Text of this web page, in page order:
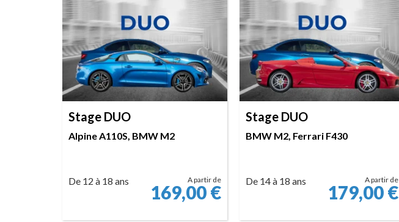
Stage DUO
Alpine A110S, BMW M2
De 12 à 18 ans A partir de
169,00€
Stage DUO
BMW M2, Ferrari F430
De 14 à 18 ans A partir de
179,00€